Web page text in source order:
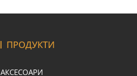
ПРОДУКТИ
АКСЕСОАРИ